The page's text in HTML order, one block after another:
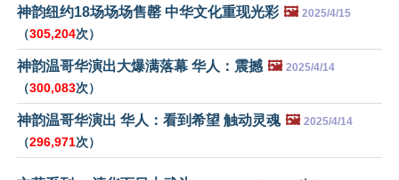
神韵纽约18场场场售罄 中华文化重现光彩 🖼️ 2025/4/15
（305,204次）
神韵温哥华演出大爆满落幕 华人：震撼 🖼️ 2025/4/14
（300,083次）
神韵温哥华演出 华人：看到希望 触动灵魂 🖼️ 2025/4/14
（296,971次）